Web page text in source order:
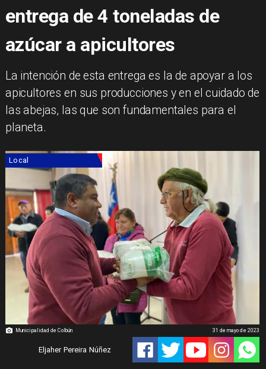
entrega de 4 toneladas de
azúcar a apicultores
La intención de esta entrega es la de apoyar a los
apicultores en sus producciones y en el cuidado de
las abejas, las que son fundamentales para el
planeta.
Municipalidad de Colbún
Local
Eljaher Pereira Núñez
31 de mayo de 2023